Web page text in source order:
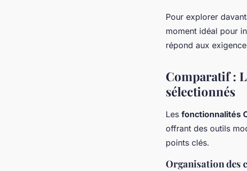
Pour explorer
moment idéal pour
répond aux
Comparatif :
sélectionnés
Les fonctionnalités
offrant des outils
points clés.
Organisation des